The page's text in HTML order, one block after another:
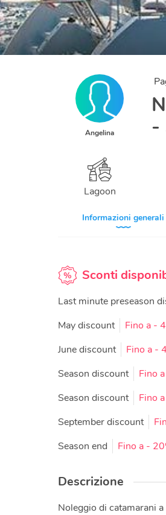
Angelina
-
Lagoon
Informazioni generali
Sconti
Last minute preseason
May discount
Fino a -
June discount
Fino a -
Season discount
Fino a
Season discount
Fino a
September discount
Season end
Fino a -
Descrizione
Noleggio di catamarani